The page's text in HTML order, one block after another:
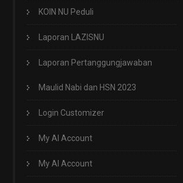
KOIN NU Peduli
Laporan LAZISNU
Laporan Pertanggungjawaban
Maulid Nabi dan HSN 2023
Login Customizer
My AI Account
My AI Account